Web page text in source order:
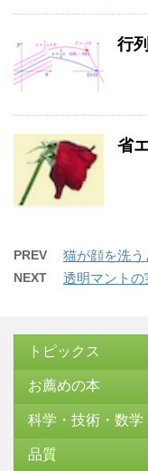
行
省
PREV 猫が顔を洗う
NEXT 透明マントの
トピックス
お薦めの本
科学・技術・数学
品質